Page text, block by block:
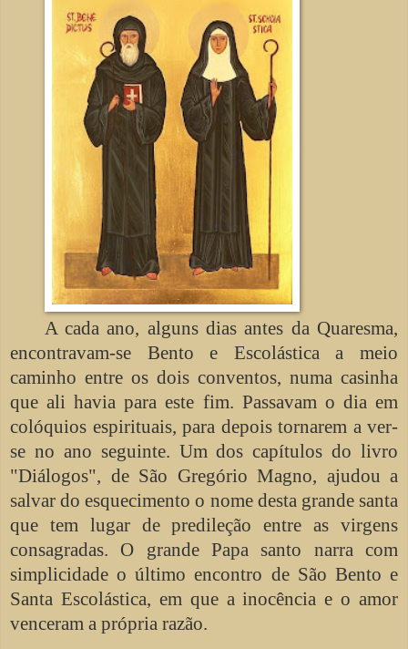
A cada ano, alguns dias antes da Quaresma,
encontravam-se Bento e Escolástica a meio
caminho entre os dois conventos, numa casinha
que ali havia para este fim. Passavam o dia em
colóquios espirituais, para depois tornarem a ver-
se no ano seguinte. Um dos capítulos do livro
"Diálogos", de São Gregório Magno, ajudou a
salvar do esquecimento o nome desta grande santa
que tem lugar de predileção entre as virgens
consagradas. O grande Papa santo narra com
simplicidade o último encontro de São Bento e
Santa Escolástica, em que a inocência e o amor
venceram a própria razão.